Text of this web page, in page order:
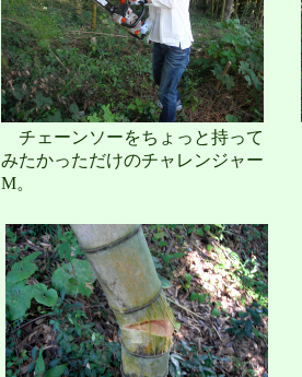
チェーンソーをちょっと持って
みたかっただけのチャレンジャー
M。